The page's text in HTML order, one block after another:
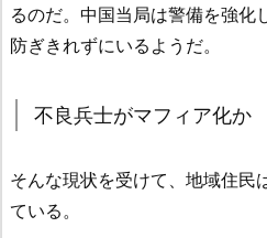
るのだ。中国当局は警備を強化
防ぎきれずにいるようだ。
不良兵士がマフィア化か
そんな現状を受けて、地域住民
ている。